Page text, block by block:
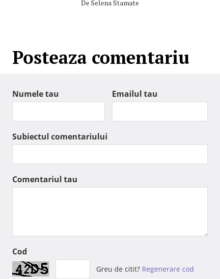
De Selena Stamate
Posteaza comentariu
Numele tau Emailul tau
Subiectul comentariului
Comentariul tau
Cod
Greu de citit? Regenerare cod